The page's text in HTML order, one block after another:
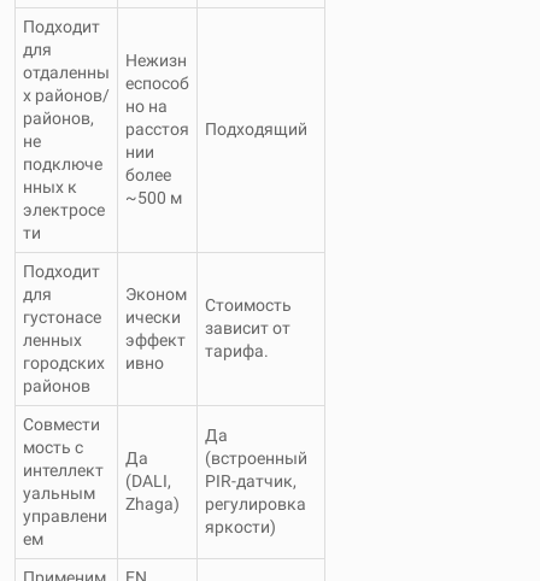
Подходит
для
отдаленны
х районов/
районов,
не
подключе
нных к
электросе
ти
Нежизн
еспособ
но на
расстоя
нии
более
~500 м
Подходящий
Подходит
для
густонасе
ленных
городских
районов
Эконом
ически
эффект
ивно
Стоимость
зависит от
тарифа.
Совмести
мость с
интеллект
уальным
управлени
ем
Да
(DALI,
Zhaga)
Да
(встроенный
PIR-датчик,
регулировка
яркости)